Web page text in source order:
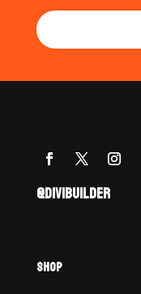
@DIVIBUILDER
SHOP